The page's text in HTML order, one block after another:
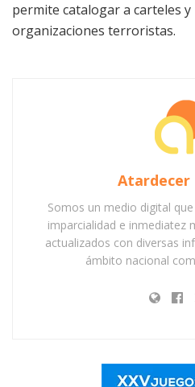
permite catalogar a carteles y
organizaciones terroristas.
Atardecer
Somos un medio digital
imparcialidad e inmediatez
actualizados con diversas
ámbito nacional